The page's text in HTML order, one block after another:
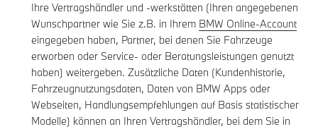
Ihre Vertragshändler und -werkstätten (Ihren angegebenen
Wunschpartner wie Sie z.B. in Ihrem BMW Online-Account
eingegeben haben, Partner, bei denen Sie Fahrzeuge
erworben oder Service- oder Beratungsleistungen genutzt
haben) weitergeben. Zusätzliche Daten (Kundenhistorie,
Fahrzeugnutzungsdaten, Daten von BMW Apps oder
Webseiten, Handlungsempfehlungen auf Basis statistischer
Modelle) können an Ihren Vertragshändler, bei dem Sie in